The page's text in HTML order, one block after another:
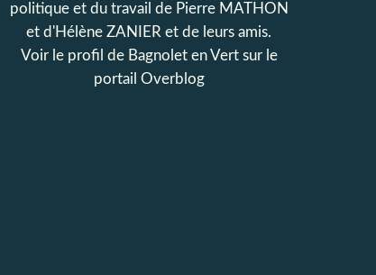
politique et du travail de Pierre MATHON
et d'Hélène ZANIER et de leurs amis.
Voir le profil de Bagnolet en Vertsur le
portail Overblog